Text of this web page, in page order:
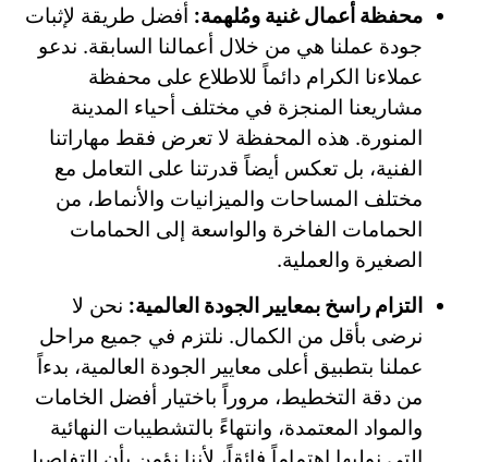
محفظة أعمال غنية ومُلهمة: أفضل طريقة لإثبات
جودة عملنا هي من خلال أعمالنا السابقة. ندعو
عملاءنا الكرام دائماً للاطلاع على محفظة
مشاريعنا المنجزة في مختلف أحياء المدينة
المنورة. هذه المحفظة لا تعرض فقط مهاراتنا
الفنية، بل تعكس أيضاً قدرتنا على التعامل مع
مختلف المساحات والميزانيات والأنماط، من
الحمامات الفاخرة والواسعة إلى الحمامات
الصغيرة والعملية.
التزام راسخ بمعايير الجودة العالمية: نحن لا
نرضى بأقل من الكمال. نلتزم في جميع مراحل
عملنا بتطبيق أعلى معايير الجودة العالمية، بدءاً
من دقة التخطيط، مروراً باختيار أفضل الخامات
والمواد المعتمدة، وانتهاءً بالتشطيبات النهائية